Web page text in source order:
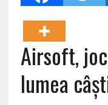
Airsoft,
lumea